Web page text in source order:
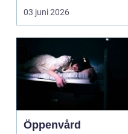
huden är mjuk och
varje lite...
03 juni 2026
Öppenvård